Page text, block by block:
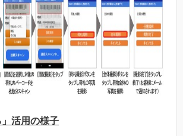
活用の様子